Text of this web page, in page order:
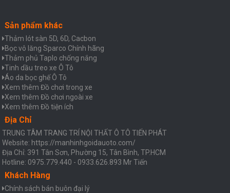
Sản phẩm khác
Thảm lót sàn 5D, 6D, Cacbon
Bọc vô lăng Sparco Chính hãng
Thảm phủ Taplo chống nắng
Tinh dầu treo xe Ô Tô
Áo da bọc ghế Ô Tô
Xem thêm Đồ chơi trong xe
Xem thêm Đồ chơi ngoài xe
Xem thêm Đồ tiện ích
Địa Chỉ
TRUNG TÂM TRANG TRÍ NỘI THẤT Ô TÔ TIẾN PHÁT
Website: https://manhinhgoidauoto.com/
Địa Chỉ: 391 Tân Sơn, Phường 15, Tân Bình, TP.HCM
Hotline: 0975.779.440 - 0933.626.893 Mr Tiến
Khách Hàng
Chính sách bán buôn đại lý